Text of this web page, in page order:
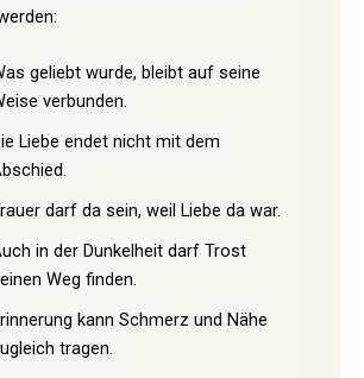
geliebt wurde, bleibt auf seine
verbunden.
Liebe endet nicht mit dem
darf da sein, weil Liebe da war.
in der Dunkelheit darf Trost
Weg finden.
kann Schmerz und Nähe
tragen.